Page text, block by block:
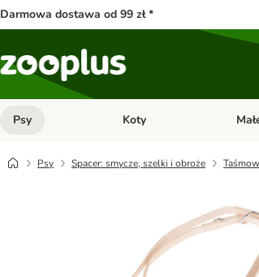
Darmowa dostawa od 99 zł *
Psy Otwórz menu kategorii: Psy
Koty
Psy Spacer: smycze, szelki i obroże